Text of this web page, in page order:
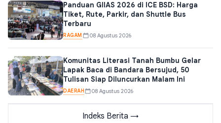
Panduan GIIAS 2026 di ICE BSD: Harga
Tiket, Rute, Parkir, dan Shuttle Bus
Terbaru
RAGAM 08 Agustus 2026
Komunitas Literasi Tanah Bumbu Gelar
Lapak Baca di Bandara Bersujud, 50
Tulisan Siap Diluncurkan Malam Ini
DAERAH 08 Agustus 2026
Indeks Berita →